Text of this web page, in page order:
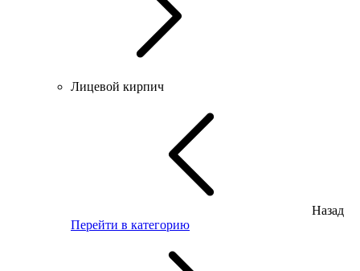
Лицевой кирпич
Назад
Перейти в категорию